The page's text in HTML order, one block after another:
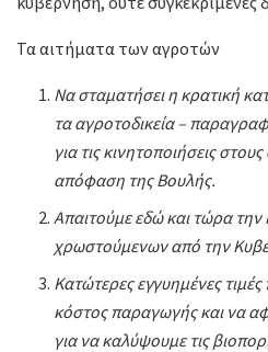
Τα αιτήματα των αγροτών
Να σταματήσει η κρατική
τα αγροτοδικεία –
για τις κινητοποιήσεις
απόφαση της Βουλής.
Απαιτούμε εδώ και τώρα
χρωστούμενων από την
Κατώτερες εγγυημένες
κόστος παραγωγής και να
για να καλύψουμε τις